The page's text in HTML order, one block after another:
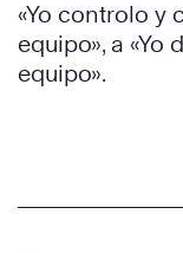
«Yo controlo y
equipo», a
equipo».